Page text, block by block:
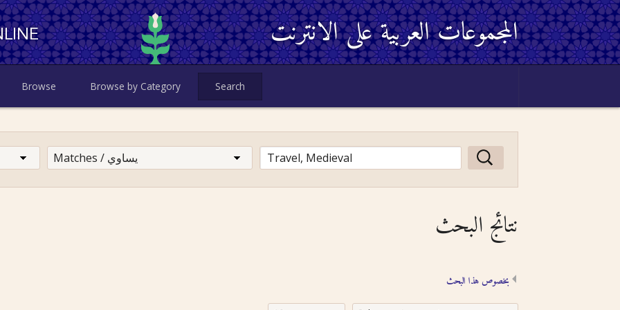
المجموعات العربية على الانترنت
Browse Browse by Category Search
نتائج البحث
بخصوص هذا البحث